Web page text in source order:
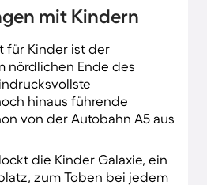
sehr moderne
mit Kindern
für Kinder ist der
nördlichen Ende des
hinaus führende
von der Autobahn A5 aus
die Kinder Galaxie, ein
zum Toben bei jedem